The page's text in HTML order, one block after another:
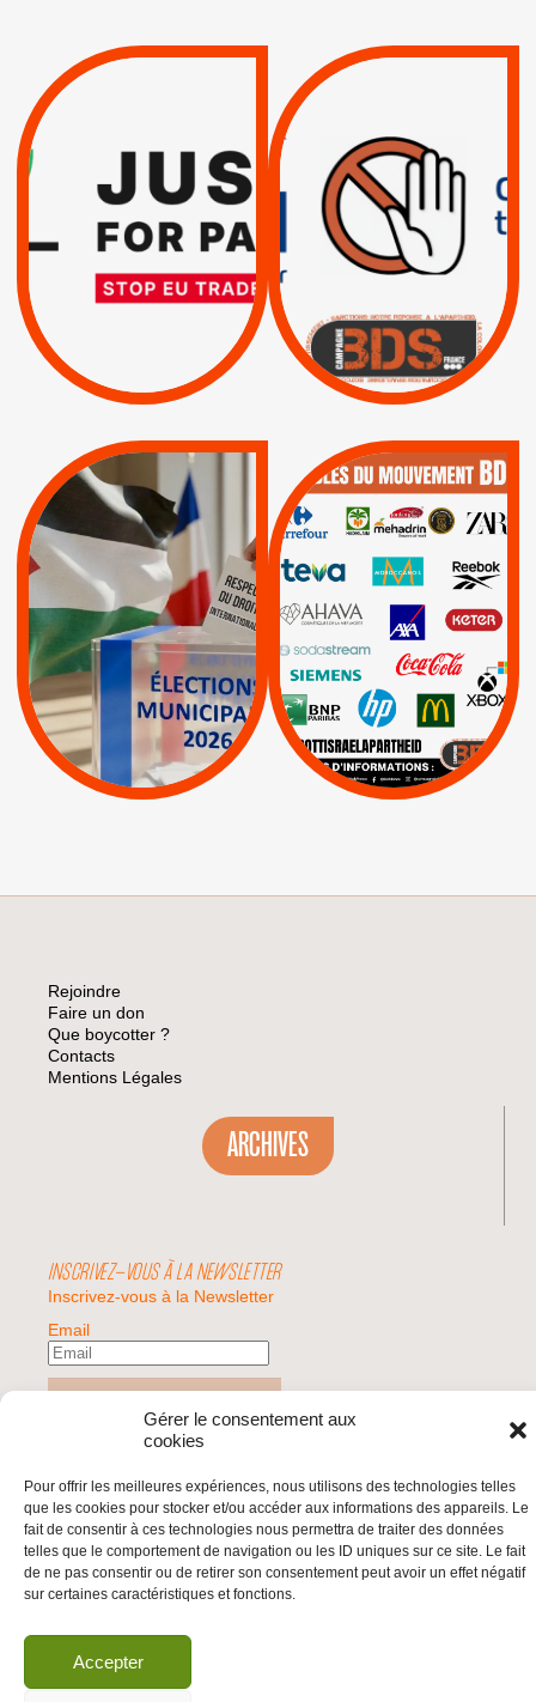
Gérer le consentement aux
cookies
Pour offrir les meilleures expériences, nous utilisons des technologies telles
que les cookies pour stocker et/ou accéder aux informations des appareils. Le
fait de consentir à ces technologies nous permettra de traiter des données
telles que le comportement de navigation ou les ID uniques sur ce site. Le fait
de ne pas consentir ou de retirer son consentement peut avoir un effet négatif
sur certaines caractéristiques et fonctions.
Accepter
VIOLATIONS DES
SUSPENSION
TOTALE DE
L’ACCORD
D’ASSOCIATION UE-
ISRAËL
| Actus Pétitions
RESPECT DU DROIT
INTERNATIONAL ?
TRUMP, MACRON :
MÊME COMBAT
| Actus |
| Boycott militaire |
Lettres d'interpellation
MUNICIPALES 2026 :
JE VOTE POUR LE
RESPECT DU DROIT
INTERNATIONAL EN
PALESTINE
APPELS | Actus |
Espaces Sans
Apartheid
| Lettres d'interpellation
Pétitions
QUE BOYCOTTER ?
BOYCOTT /
AXA BNP | CAF |
Carrefour | HP |
Keter |
Livres et brochures |
Mehadrin | PUMA
Sodastream |
Visuels, tracts,
affiches,...
Rejoindre
Faire un don
Que boycotter ?
Contacts
Mentions Légales
ARCHIVES
INSCRIVEZ-VOUS À LA NEWSLETTER
Inscrivez-vous à la Newsletter
Email
© 2026 | BDS France | Boycott Désinvestissement Sanctions, la réponse
citoyenne et non-violente à l'impunité d'Israël |